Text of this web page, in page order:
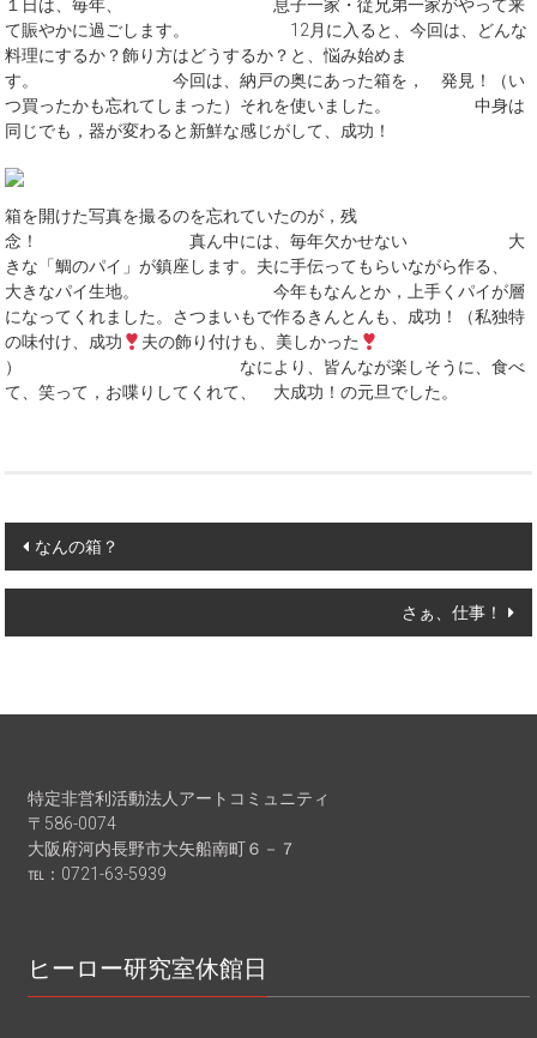
１日は、毎年、 息子一家・従兄弟一家がやって来
て賑やかに過ごします。 12月に入ると、今回は、どんな
料理にするか？飾り方はどうするか？と、悩み始めま
す。 今回は、納戸の奥にあった箱を， 発見！（い
つ買ったかも忘れてしまった）それを使いました。 中身は
同じでも，器が変わると新鮮な感じがして、成功！
箱を開けた写真を撮るのを忘れていたのが，残
念！ 真ん中には、毎年欠かせない 大
きな「鯛のパイ」が鎮座します。夫に手伝ってもらいながら作る、
大きなパイ生地。 今年もなんとか，上手くパイが層
になってくれました。さつまいもで作るきんとんも、成功！（私独特
の味付け、成功
夫の飾り付けも、美しかった
） なにより、皆んなが楽しそうに、食べ
て、笑って，お喋りしてくれて、 大成功！の元旦でした。
Post
navigation
なんの箱？
さぁ、仕事！
特定非営利活動法人アートコミュニティ
〒586-0074
大阪府河内長野市大矢船南町６－７
℡：0721-63-5939
ヒーロー研究室休館日